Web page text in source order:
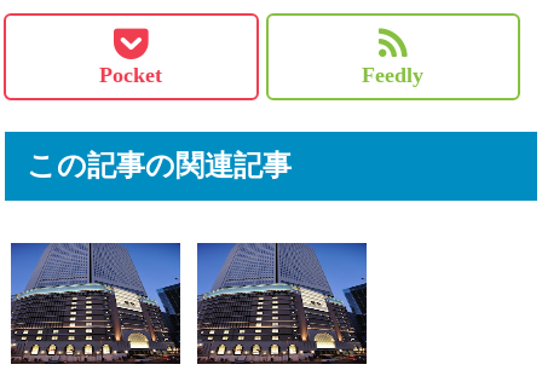
Pocket Feedly
この記事の関連記事